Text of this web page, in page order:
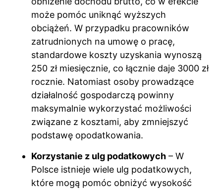
może pomóc uniknąć wyższych
obciążeń. W przypadku pracowników
zatrudnionych na umowę o pracę,
standardowe koszty uzyskania wynoszą
250 zł miesięcznie, co łącznie daje 3000 zł
rocznie. Natomiast osoby prowadzące
działalność gospodarczą powinny
maksymalnie wykorzystać możliwości
związane z kosztami, aby zmniejszyć
podstawę opodatkowania.
Korzystanie z ulg podatkowych – W
Polsce istnieje wiele ulg podatkowych,
które mogą pomóc obniżyć wysokość